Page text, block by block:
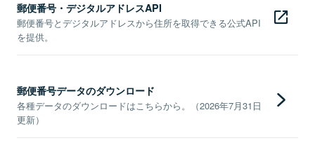
郵便番号・デジタルアドレスAPI
郵便番号とデジタルアドレスから住所を取得できる公式API
を提供。
郵便番号データのダウンロード
各種データのダウンロードはこちらから。（2026年7月31日
更新）